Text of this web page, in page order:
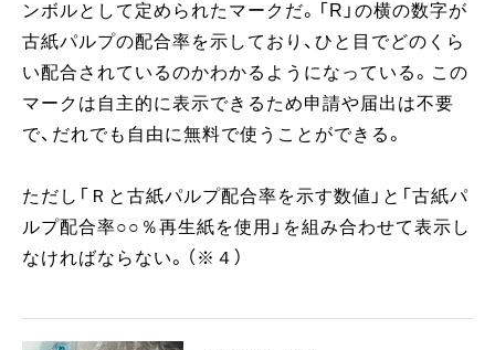
ンボルとして定められたマークだ。「R」の横の数字が
古紙パルプの配合率を示しており、ひと目でどのくら
い配合されているのかわかるようになっている。この
マークは自主的に表示できるため申請や届出は不要
で、だれでも自由に無料で使うことができる。
ただし「Ｒと古紙パルプ配合率を示す数値」と「古紙パ
ルプ配合率○○％再生紙を使用」を組み合わせて表示し
なければならない。（※４）